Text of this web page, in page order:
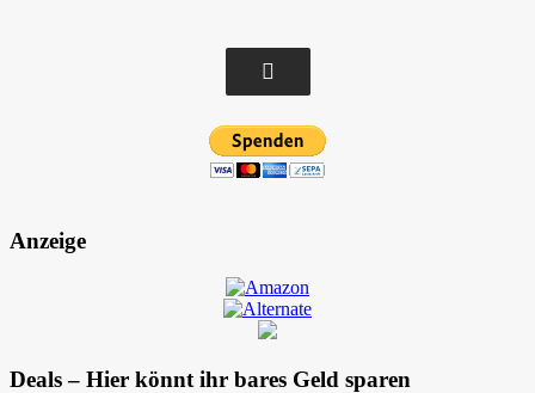
Anzeige
Deals – Hier könnt ihr bares Geld sparen